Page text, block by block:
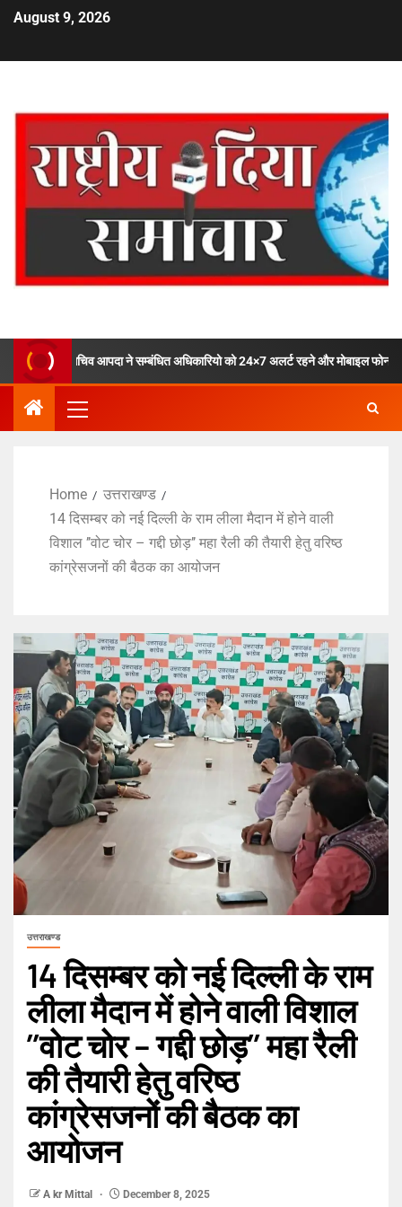
August 9, 2026
आपदा ने सम्बंधित अधिकारियो को 24×7 अलर्ट रहने और मोबाइल फोन ऑफ ना करने के
Home
उत्तराखण्ड
14 दिसम्बर को नई दिल्ली के राम लीला मैदान में होने वाली
विशाल ’’वोट चोर – गद्दी छोड़’’ महा रैली की तैयारी हेतु वरिष्ठ
कांग्रेसजनों की बैठक का आयोजन
उत्तराखण्ड
14 दिसम्बर को नई दिल्ली के राम
लीला मैदान में होने वाली विशाल
’’वोट चोर – गद्दी छोड़’’ महा रैली
की तैयारी हेतु वरिष्ठ
कांग्रेसजनों की बैठक का
आयोजन
A kr Mittal December 8, 2025